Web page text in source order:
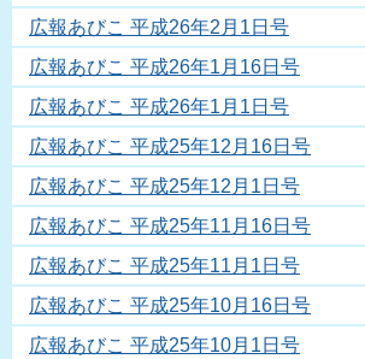
広報あびこ 平成26年2月1日号
広報あびこ 平成26年1月16日号
広報あびこ 平成26年1月1日号
広報あびこ 平成25年12月16日号
広報あびこ 平成25年12月1日号
広報あびこ 平成25年11月16日号
広報あびこ 平成25年11月1日号
広報あびこ 平成25年10月16日号
広報あびこ 平成25年10月1日号